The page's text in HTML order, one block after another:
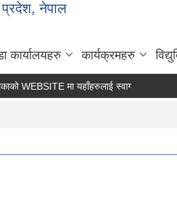
नेपाल
कार्यालयहरु कार्यक्रमहरु
WEBSITE मा यहाँहरुलाई स्वागत छ ।